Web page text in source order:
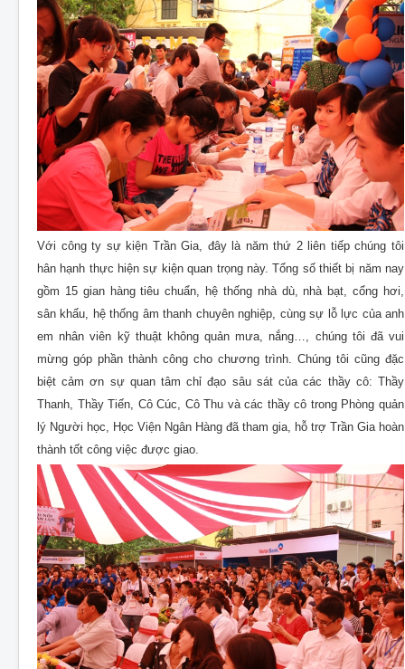
Với công ty sự kiện Trần Gia, đây là năm thứ 2 liên tiếp chúng tôi
hân hạnh thực hiện sự kiện quan trọng này. Tổng số thiết bị năm nay
gồm 15 gian hàng tiêu chuẩn, hệ thống nhà dù, nhà bạt, cổng hơi,
sân khấu, hệ thống âm thanh chuyên nghiệp, cùng sự lỗ lực của anh
em nhân viên kỹ thuật không quản mưa, nắng…, chúng tôi đã vui
mừng góp phần thành công cho chương trình. Chúng tôi cũng đặc
biệt cảm ơn sự quan tâm chỉ đạo sâu sát của các thầy cô: Thầy
Thanh, Thầy Tiến, Cô Cúc, Cô Thu và các thầy cô trong Phòng quản
lý Người học, Học Viện Ngân Hàng đã tham gia, hỗ trợ Trần Gia hoàn
thành tốt công việc được giao.